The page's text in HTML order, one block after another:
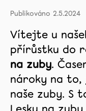
Mezizubní
Zubní
pasty
Zubní
kartáčky
2.5.2024
Vítejte u
přírůstku do
na zuby.
nároky na to,
naše zuby. S